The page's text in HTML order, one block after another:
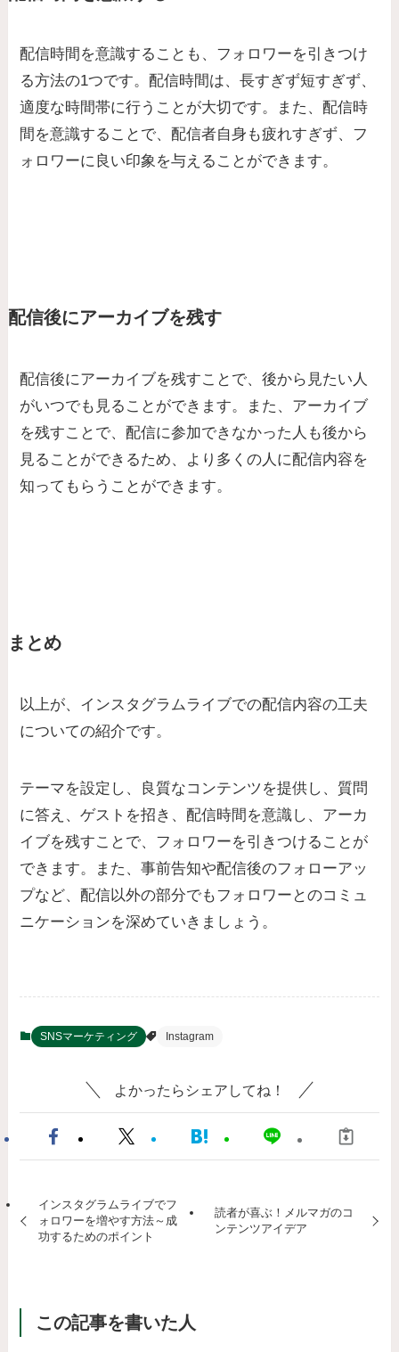
配信時間を意識することも、フォロワーを引きつけ
る方法の1つです。配信時間は、長すぎず短すぎず、
適度な時間帯に行うことが大切です。また、配信時
間を意識することで、配信者自身も疲れすぎず、フ
ォロワーに良い印象を与えることができます。
配信後にアーカイブを残す
配信後にアーカイブを残すことで、後から見たい人
がいつでも見ることができます。また、アーカイブ
を残すことで、配信に参加できなかった人も後から
見ることができるため、より多くの人に配信内容を
知ってもらうことができます。
まとめ
以上が、インスタグラムライブでの配信内容の工夫
についての紹介です。
テーマを設定し、良質なコンテンツを提供し、質問
に答え、ゲストを招き、配信時間を意識し、アーカ
イブを残すことで、フォロワーを引きつけることが
できます。また、事前告知や配信後のフォローアッ
プなど、配信以外の部分でもフォロワーとのコミュ
ニケーションを深めていきましょう。
SNSマーケティング Instagram
よかったらシェアしてね！
インスタグラムライブでフ
ォロワーを増やす方法～成
功するためのポイント
読者が喜ぶ！メルマガのコ
ンテンツアイデア
この記事を書いた人